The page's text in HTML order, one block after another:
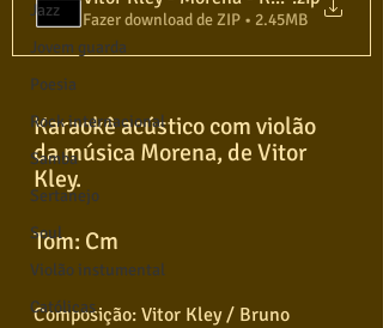
Jazz
Jovem guarda
Poesia
Rock internacional
Samba
Sertanejo
Soul
Violão instumental
Católicas
Fazer download de ZIP • 2.45MB
Karaokê acústico com violão
da música Morena, de Vitor
Kley.
Tom: Cm
Composição: Vitor Kley / Bruno